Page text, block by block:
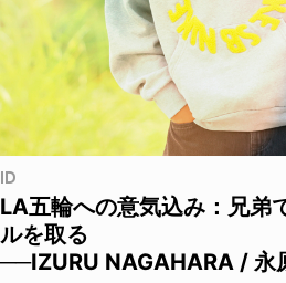
ID
LA五輪への意気込み：兄弟
ルを取る
──IZURU NAGAHARA / 永